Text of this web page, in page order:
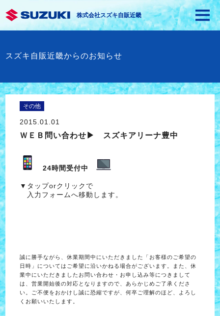
株式会社スズキ自販近畿
スズキ自販近畿からのお知らせ
その他
2015.01.01
ＷＥＢ問い合わせ▶ スズキアリーナ豊中
24時間受付中
▼タップorクリックで
入力フォームへ移動します。
誠に勝手ながら、休業期間中にいただきました「お客様のご希望の
日時」についてはご希望に沿いかねる場合がございます。また、休
業中にいただきましたお問い合わせ・お申し込み等につきまして
は、営業開始後の対応となりますので、あらかじめご了承くださ
い。ご不便をおかけし誠に恐縮ですが、何卒ご理解のほど、よろし
くお願いいたします。